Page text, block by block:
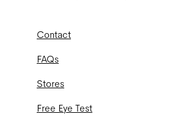
Contact
FAQs
Stores
Free Eye Test